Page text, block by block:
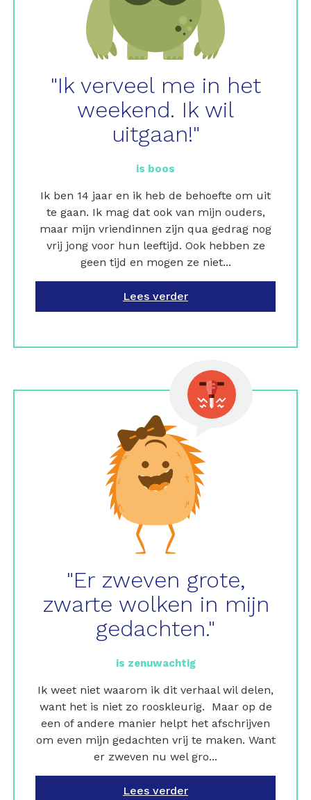
"Ik verveel me in het
weekend. Ik wil
uitgaan!"
is boos
Ik ben 14 jaar en ik heb de behoefte om uit
te gaan. Ik mag dat ook van mijn ouders,
maar mijn vriendinnen zijn qua gedrag nog
vrij jong voor hun leeftijd. Ook hebben ze
geen tijd en mogen ze niet...
Lees verder
"Er zweven grote,
zwarte wolken in mijn
gedachten."
is zenuwachtig
Ik weet niet waarom ik dit verhaal wil delen,
want het is niet zo rooskleurig. Maar op de
een of andere manier helpt het afschrijven
om even mijn gedachten vrij te maken. Want
er zweven nu wel gro...
Lees verder